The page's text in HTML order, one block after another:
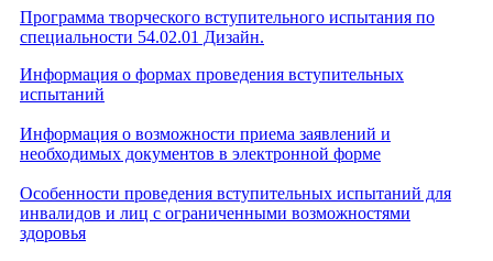
Программа творческого вступительного испытания по
специальности 54.02.01 Дизайн.
Информация о формах проведения вступительных
испытаний
Информация о возможности приема заявлений и
необходимых документов в электронной форме
Особенности проведения вступительных испытаний для
инвалидов и лиц с ограниченными возможностями
здоровья